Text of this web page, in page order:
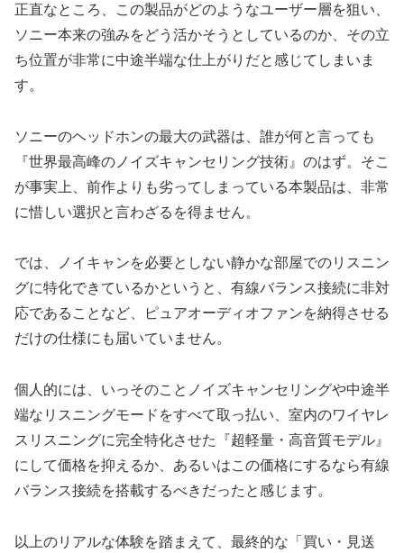
正直なところ、この製品がどのようなユーザー層を狙い、
ソニー本来の強みをどう活かそうとしているのか、その立
ち位置が非常に中途半端な仕上がりだと感じてしまいま
す。
ソニーのヘッドホンの最大の武器は、誰が何と言っても
『世界最高峰のノイズキャンセリング技術』のはず。そこ
が事実上、前作よりも劣ってしまっている本製品は、非常
に惜しい選択と言わざるを得ません。
では、ノイキャンを必要としない静かな部屋でのリスニン
グに特化できているかというと、有線バランス接続に非対
応であることなど、ピュアオーディオファンを納得させる
だけの仕様にも届いていません。
個人的には、いっそのことノイズキャンセリングや中途半
端なリスニングモードをすべて取っ払い、室内のワイヤレ
スリスニングに完全特化させた『超軽量・高音質モデル』
にして価格を抑えるか、あるいはこの価格にするなら有線
バランス接続を搭載するべきだったと感じます。
以上のリアルな体験を踏まえて、最終的な「買い・見送